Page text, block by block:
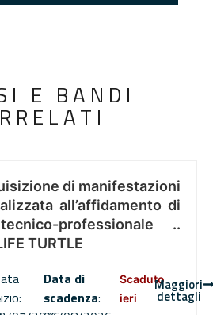
E BANDI
di manifestazioni
all’affidamento di
professionale ..
TURTLE
Data di
scadenza:
Scaduto
ieri
Maggiori
dettagli